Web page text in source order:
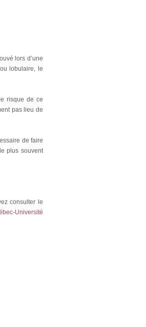
lors d’une
lobulaire, le
risque de ce
pas lieu de
de faire
plus souvent
consulter le
Université